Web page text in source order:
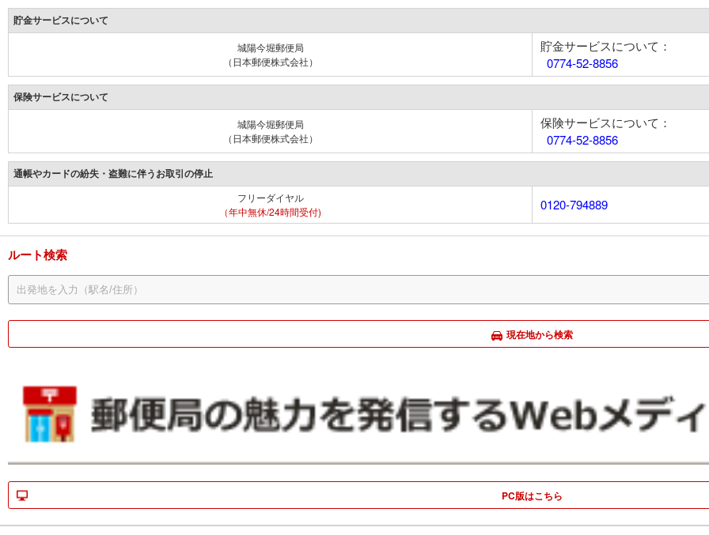
貯金サービスについて
城陽今堀郵便局
（日本郵便株式会社）
貯金サービスについて：
0774-52-8856
保険サービスについて
城陽今堀郵便局
（日本郵便株式会社）
保険サービスについて：
0774-52-8856
通帳やカードの紛失・盗難に伴うお取引の停止
フリーダイヤル
（年中無休/24時間受付)
0120-794889
ルート検索
現在地から検索
PC版はこちら